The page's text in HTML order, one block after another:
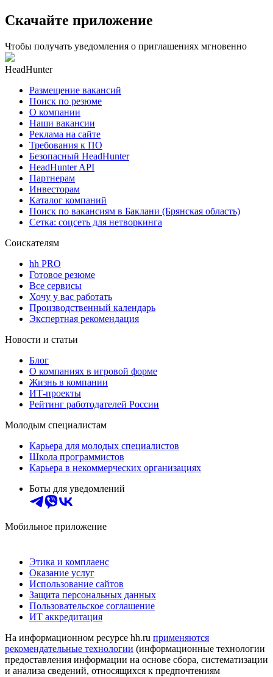
Скачайте приложение
Чтобы получать уведомления о приглашениях мгновенно
HeadHunter
Размещение вакансий
Поиск по резюме
О компании
Наши вакансии
Реклама на сайте
Требования к ПО
Безопасный HeadHunter
HeadHunter API
Партнерам
Инвесторам
Каталог компаний
Поиск по вакансиям в Баклани (Брянская область)
Сетка: соцсеть для нетворкинга
Соискателям
hh PRO
Готовое резюме
Все сервисы
Хочу у вас работать
Производственный календарь
Экспертная рекомендация
Новости и статьи
Блог
О компаниях в игровой форме
Жизнь в компании
ИТ-проекты
Рейтинг работодателей России
Молодым специалистам
Карьера для молодых специалистов
Школа программистов
Карьера в некоммерческих организациях
Боты для уведомлений
Мобильное приложение
Этика и комплаенс
Оказание услуг
Использование сайтов
Защита персональных данных
Пользовательское соглашение
ИТ аккредитация
На информационном ресурсе hh.ru применяются
рекомендательные технологии (информационные технологии
предоставления информации на основе сбора, систематизации
и анализа сведений, относящихся к предпочтениям